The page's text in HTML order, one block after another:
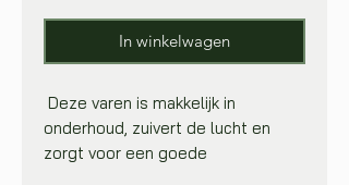
In winkelwagen
Deze varen is makkelijk in
onderhoud, zuivert de lucht en
zorgt voor een goede